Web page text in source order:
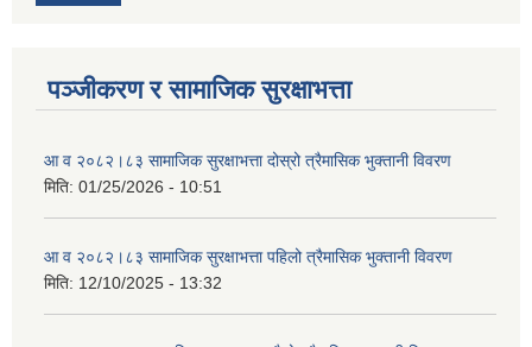
पञ्जीकरण र सामाजिक सुरक्षाभत्ता
आ व २०८२।८३ सामाजिक सुरक्षाभत्ता दोस्रो त्रैमासिक भुक्तानी विवरण
मिति: 01/25/2026 - 10:51
आ व २०८२।८३ सामाजिक सुरक्षाभत्ता पहिलो त्रैमासिक भुक्तानी विवरण
मिति: 12/10/2025 - 13:32